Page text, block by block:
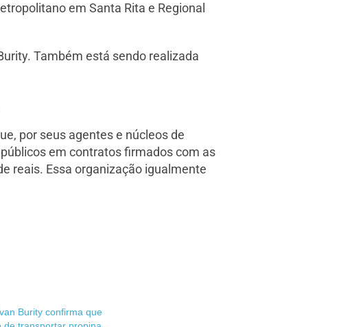
em Santa Rita e Regional
Também está sendo realizada
por seus agentes e núcleos de
em contratos firmados com as
reais. Essa organização igualmente
Burity confirma que